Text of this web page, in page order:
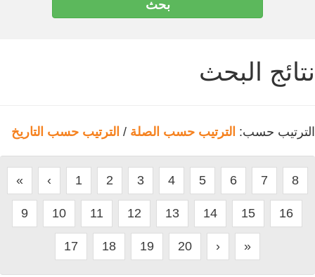
نتائج البحث
الترتيب حسب: الترتيب حسب الصلة / الترتيب حسب التاريخ
« ‹ 1 2 3 4 5 6 7 8
9 10 11 12 13 14 15 16
17 18 19 20 › »